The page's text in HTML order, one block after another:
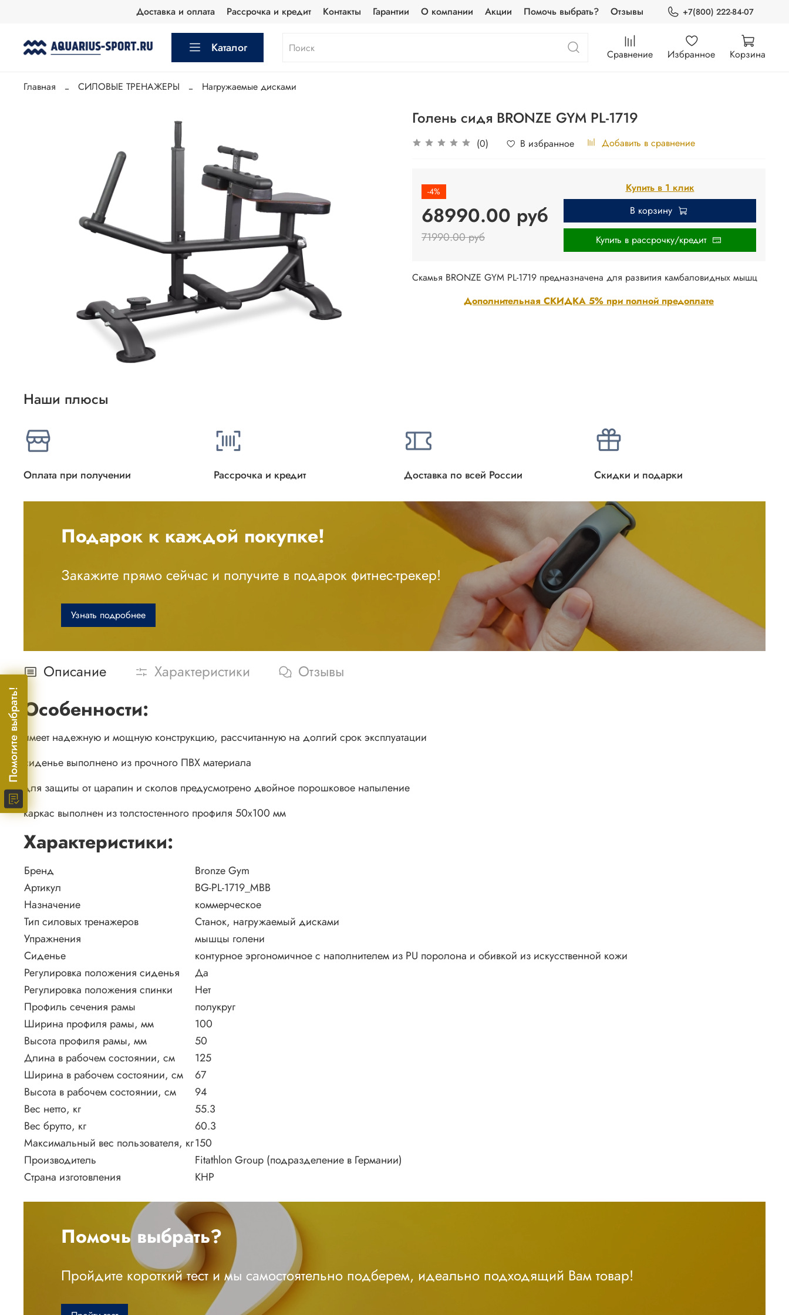
Помогите выбрать!
Доставка и оплата Рассрочка и кредит Контакты Гарантии О компании Акции Помочь выбрать? Отзывы +7(800) 222-84-07
Каталог Сравнение Избранное Корзина
Главная СИЛОВЫЕ ТРЕНАЖЕРЫ Нагружаемые дисками
Голень сидя BRONZE GYM PL-1719
(0) В избранное Добавить в сравнение
-4%
68990.00 руб
71990.00 руб
Купить в 1 клик
В корзину
Купить в рассрочку/кредит
Дополнительная СКИДКА 5% при полной предоплате
Скамья BRONZE GYM PL-1719 предназначена для развития камбаловидных мышц
Наши плюсы
Оплата при получении Рассрочка и кредит Доставка по всей России Скидки и подарки
Подарок к каждой покупке!
Закажите прямо сейчас и получите в подарок фитнес-трекер!
Узнать подробнее
Описание Характеристики Отзывы
Особенности:
имеет надежную и мощную конструкцию, рассчитанную на долгий срок эксплуатации
сиденье выполнено из прочного ПВХ материала
для защиты от царапин и сколов предусмотрено двойное порошковое напыление
каркас выполнен из толстостенного профиля 50х100 мм
Характеристики:
Бренд
Bronze Gym
Артикул
BG-PL-1719_MBB
Назначение
коммерческое
Тип силовых тренажеров
Станок, нагружаемый дисками
Упражнения
мышцы голени
Сиденье
контурное эргономичное с наполнителем из PU поролона и обивкой из искусственной кожи
Регулировка положения сиденья
Да
Регулировка положения спинки
Нет
Профиль сечения рамы
полукруг
Ширина профиля рамы, мм
100
Высота профиля рамы, мм
50
Длина в рабочем состоянии, см
125
Ширина в рабочем состоянии, см
67
Высота в рабочем состоянии, см
94
Вес нетто, кг
55.3
Вес брутто, кг
60.3
Максимальный вес пользователя, кг150
Производитель
Fitathlon Group (подразделение в Германии)
Страна изготовления
КНР
Помочь выбрать?
Пройдите короткий тест и мы самостоятельно подберем, идеально подходящий Вам товар!